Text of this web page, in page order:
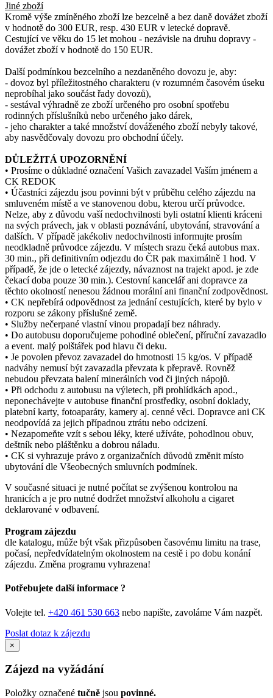
Jiné zboží
Kromě výše zmíněného zboží lze bezcelně a bez daně dovážet zboží
v hodnotě do 300 EUR, resp. 430 EUR v letecké dopravě.
Cestující ve věku do 15 let mohou - nezávisle na druhu dopravy -
dovážet zboží v hodnotě do 150 EUR.
Další podmínkou bezcelního a nezdaněného dovozu je, aby:
- dovoz byl příležitostného charakteru (v rozumném časovém úseku
neprobíhal jako součást řady dovozů),
- sestával výhradně ze zboží určeného pro osobní spotřebu
rodinných příslušníků nebo určeného jako dárek,
- jeho charakter a také množství dováženého zboží nebyly takové,
aby nasvědčovaly dovozu pro obchodní účely.
DŮLEŽITÁ UPOZORNĚNÍ
• Prosíme o důkladné označení Vašich zavazadel Vaším jménem a
CK REDOK
• Účastníci zájezdu jsou povinni být v průběhu celého zájezdu na
smluveném místě a ve stanovenou dobu, kterou určí průvodce.
Nelze, aby z důvodu vaší nedochvilnosti byli ostatní klienti kráceni
na svých právech, jak v oblasti poznávání, ubytování, stravování a
dalších. V případě jakékoliv nedochvilnosti informujte prosím
neodkladně průvodce zájezdu. V místech srazu čeká autobus max.
30 min., při definitivním odjezdu do ČR pak maximálně 1 hod. V
případě, že jde o letecké zájezdy, návaznost na trajekt apod. je zde
čekací doba pouze 30 min.). Cestovní kancelář ani dopravce za
těchto okolností nenesou žádnou morální ani finanční zodpovědnost.
• CK nepřebírá odpovědnost za jednání cestujících, které by bylo v
rozporu se zákony příslušné země.
• Služby nečerpané vlastní vinou propadají bez náhrady.
• Do autobusu doporučujeme pohodlné oblečení, příruční zavazadlo
a event. malý polštářek pod hlavu či deku.
• Je povolen převoz zavazadel do hmotnosti 15 kg/os. V případě
nadváhy nemusí být zavazadla převzata k přepravě. Rovněž
nebudou převzata balení minerálních vod či jiných nápojů.
• Při odchodu z autobusu na výletech, při prohlídkách apod.,
neponechávejte v autobuse finanční prostředky, osobní doklady,
platební karty, fotoaparáty, kamery aj. cenné věci. Dopravce ani CK
neodpovídá za jejich případnou ztrátu nebo odcizení.
• Nezapomeňte vzít s sebou léky, které užíváte, pohodlnou obuv,
deštník nebo pláštěnku a dobrou náladu.
• CK si vyhrazuje právo z organizačních důvodů změnit místo
ubytování dle Všeobecných smluvních podmínek.
V současné situaci je nutné počítat se zvýšenou kontrolou na
hranicích a je pro nutné dodržet množství alkoholu a cigaret
deklarované v odbavení.
Program zájezdu
dle katalogu, může být však přizpůsoben časovému limitu na trase,
počasí, nepředvídatelným okolnostem na cestě i po dobu konání
zájezdu. Změna programu vyhrazena!
Potřebujete další informace ?
Volejte tel. +420 461 530 663 nebo napište, zavoláme Vám nazpět.
Poslat dotaz k zájezdu
×
Zájezd na vyžádání
Položky označené tučně jsou povinné.